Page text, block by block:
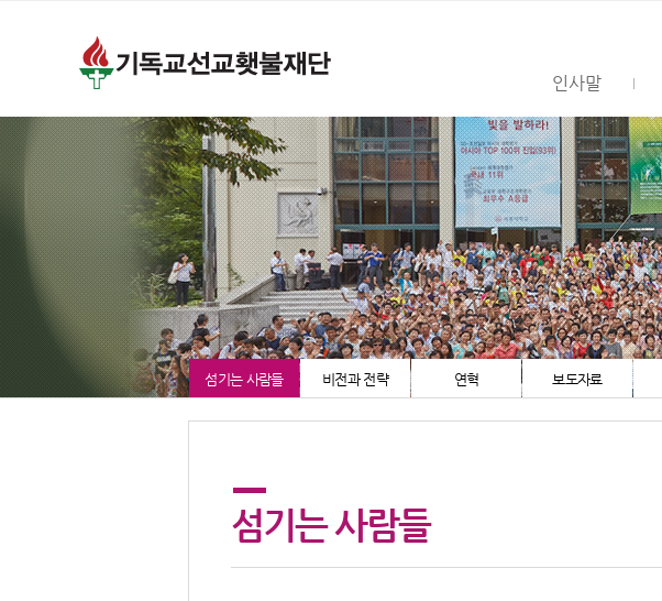
인사말
섬기는 사람들 비전과 전략 연혁 보도자료
섬기는 사람들